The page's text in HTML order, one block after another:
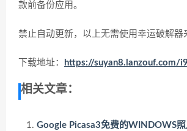
款前备份应用。
禁止自动更新，以上无需使用幸运破解器
下载地址： https://suyan8.lanzouf.com/
相关文章：
Google Picasa3免费的WINDOWS